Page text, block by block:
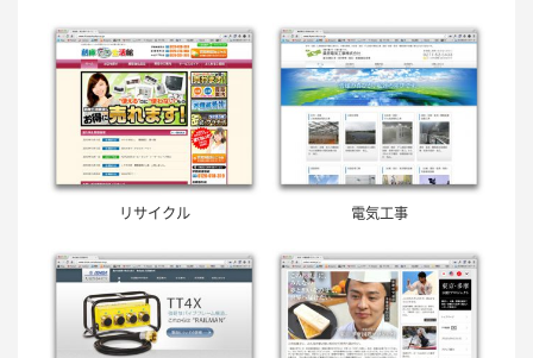
リサイクル 電気工事